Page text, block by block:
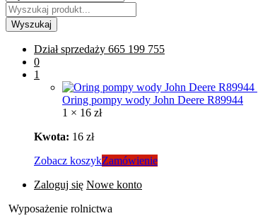
Wyszukaj
Dział sprzedaży 665 199 755
0
1
Oring pompy wody John Deere R89944
1 × 16 zł
Kwota: 16 zł
Zobacz koszykZamówienie
Zaloguj się Nowe konto
Wyposażenie rolnictwa